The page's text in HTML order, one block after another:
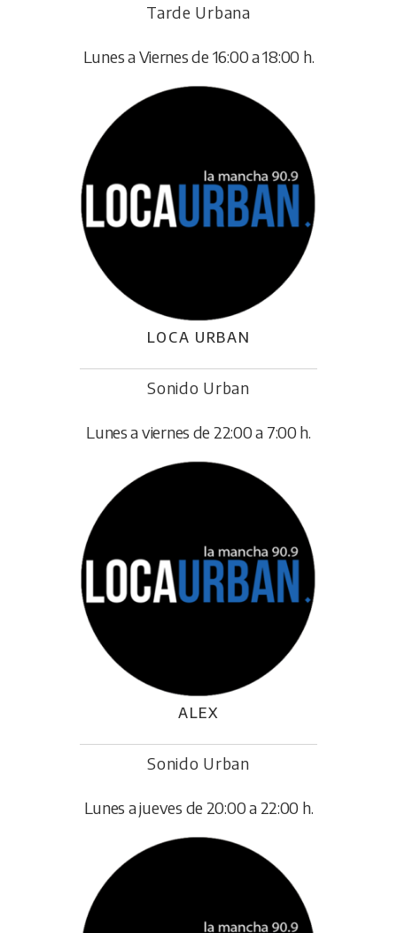
Tarde Urbana
Lunes a Viernes de 16:00 a 18:00 h.
LOCA URBAN
Sonido Urban
Lunes a viernes de 22:00 a 7:00 h.
ALEX
Sonido Urban
Lunes a jueves de 20:00 a 22:00 h.